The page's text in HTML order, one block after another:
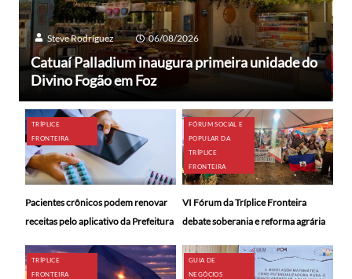
Steve Rodríguez 06/08/2026
Catuaí Palladium inaugura primeira unidade do
Divino Fogão em Foz
TRÍPLICE
FRONTEIRA
Pacientes crônicos podem renovar
receitas pelo aplicativo da Prefeitura
FÓRUM SOCIAL E
POPULAR DA
TRÍPLICE
FRONTEIRA
VI Fórum da Tríplice Fronteira
debate soberania e reforma agrária
TRÍPLICE
FRONTEIRA
GUIA DE
NEGÓCIOS